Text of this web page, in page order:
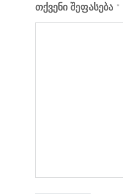
თქვენი შეფასება *